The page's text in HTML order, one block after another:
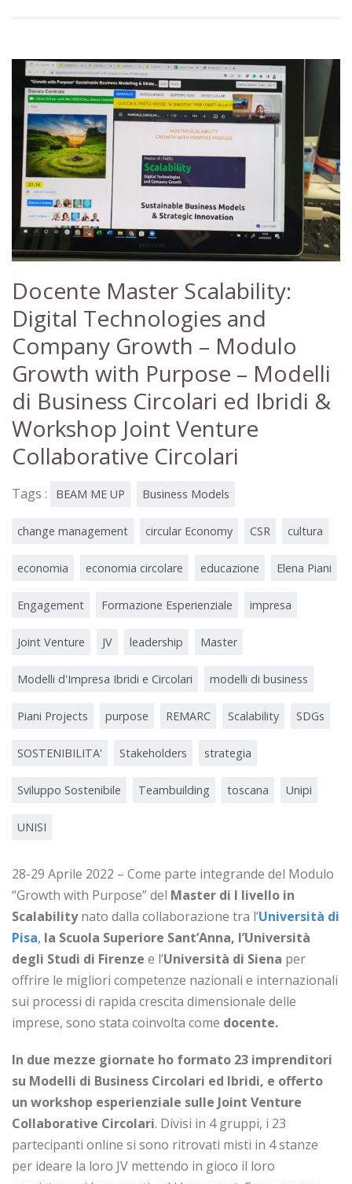
Docente Master Scalability:
Digital Technologies and
Company Growth – Modulo
Growth with Purpose – Modelli
di Business Circolari ed Ibridi &
Workshop Joint Venture
Collaborative Circolari
Tags : BEAM ME UP Business Models
change management circular Economy CSR cultura
economia economia circolare educazione Elena Piani
Engagement Formazione Esperienziale impresa
Joint Venture JV leadership Master
Modelli d'Impresa Ibridi e Circolari modelli di business
Piani Projects purpose REMARC Scalability SDGs
SOSTENIBILITA' Stakeholders strategia
Sviluppo Sostenibile Teambuilding toscana Unipi
UNISI
28-29 Aprile 2022 – Come parte integrande del Modulo
“Growth with Purpose” del Master di I livello in
Scalabilitynato dalla collaborazione tra l’Università di
Pisa, la Scuola Superiore Sant’Anna, l’Università
degli Studi di Firenze e l’Università di Siena per
offrire le migliori competenze nazionali e internazionali
sui processi di rapida crescita dimensionale delle
imprese, sono stata coinvolta come docente.
In due mezze giornate ho formato 23 imprenditori
su Modelli di Business Circolari ed Ibridi, e offerto
un workshop esperienziale sulle Joint Venture
Collaborative Circolari. Divisi in 4 gruppi, i 23
partecipanti online si sono ritrovati misti in 4 stanze
per ideare la loro JV mettendo in gioco il loro